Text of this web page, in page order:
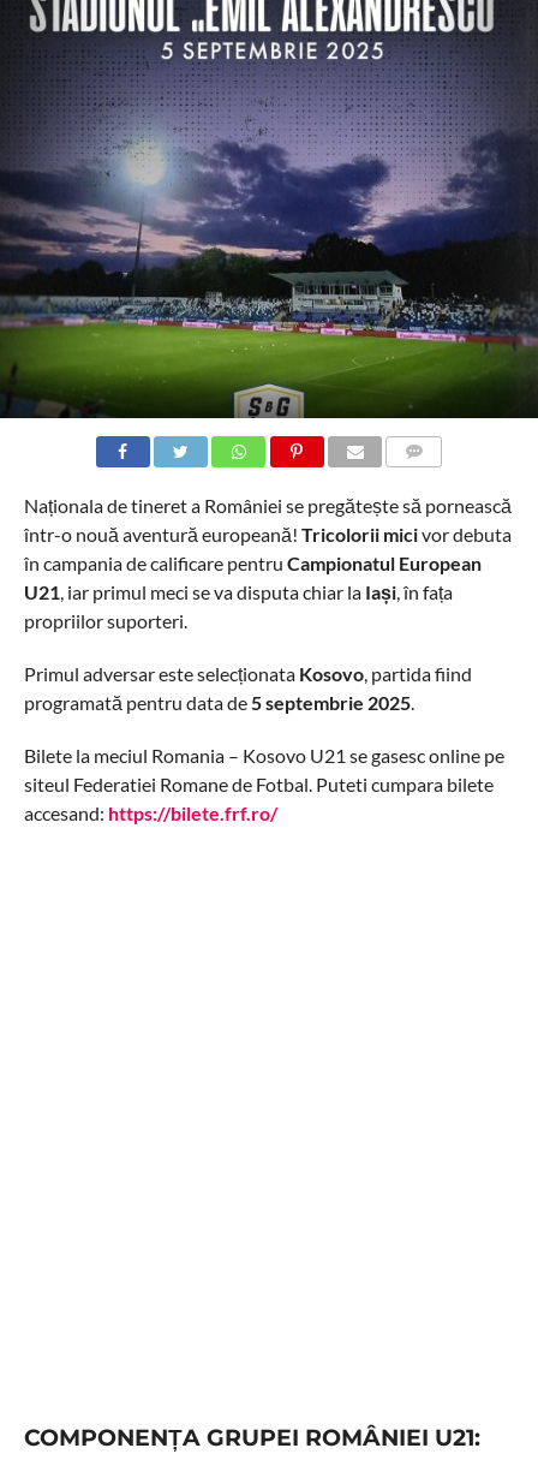
Naționala de tineret a României se pregătește să pornească
într-o nouă aventură europeană! Tricolorii micivor debuta
în campania de calificare pentru Campionatul European
U21, iar primul meci se va disputa chiar la Iași, în fața
propriilor suporteri.
Primul adversar este selecționata Kosovo, partida fiind
programată pentru data de5 septembrie 2025.
Bilete la meciul Romania – Kosovo U21 se gasesc online pe
siteul Federatiei Romane de Fotbal. Puteti cumpara bilete
accesand: https://bilete.frf.ro/
COMPONENȚA GRUPEI ROMÂNIEI U21: